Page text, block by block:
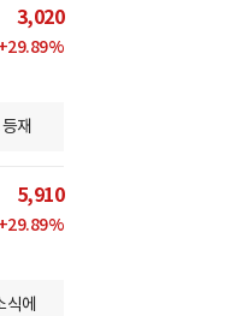
3,020
+29.89%
재
5,910
+29.89%
식에